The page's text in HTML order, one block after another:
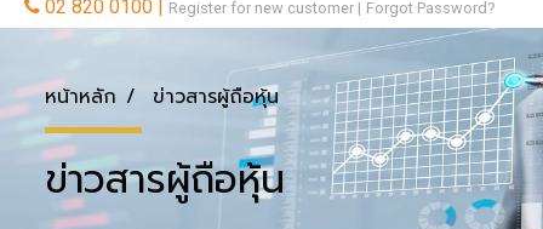
หน้าหลัก ข่าวสารผู้ถือหุ้น
ข่าวสารผู้ถือหุ้น